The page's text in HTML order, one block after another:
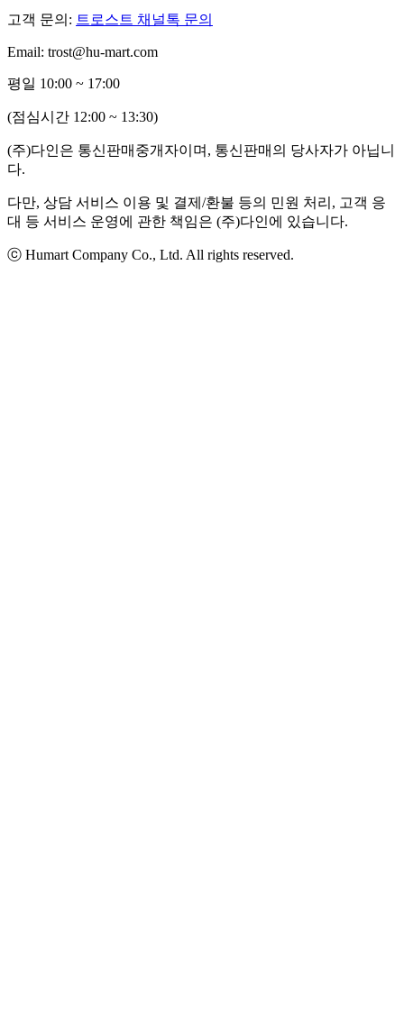
고객 문의: 트로스트 채널톡 문의
Email: trost@hu-mart.com
평일 10:00 ~ 17:00
(점심시간 12:00 ~ 13:30)
(주)다인은 통신판매중개자이며, 통신판매의 당사자가 아닙니
다.
다만, 상담 서비스 이용 및 결제/환불 등의 민원 처리, 고객 응
대 등 서비스 운영에 관한 책임은 (주)다인에 있습니다.
ⓒ Humart Company Co., Ltd. All rights reserved.